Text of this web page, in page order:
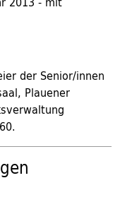
der Senior/innen
Plauener